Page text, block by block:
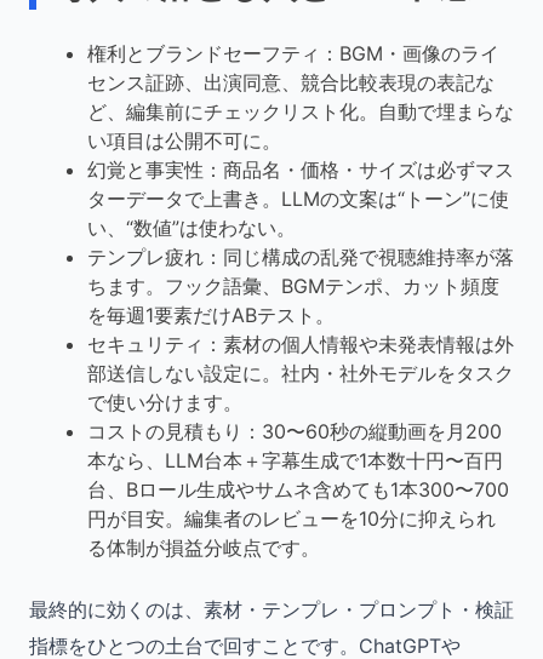
権利とブランドセーフティ：BGM・画像のライ
センス証跡、出演同意、競合比較表現の表記な
ど、編集前にチェックリスト化。自動で埋まらな
い項目は公開不可に。
幻覚と事実性：商品名・価格・サイズは必ずマス
ターデータで上書き。LLMの文案は“トーン”に使
い、“数値”は使わない。
テンプレ疲れ：同じ構成の乱発で視聴維持率が落
ちます。フック語彙、BGMテンポ、カット頻度
を毎週1要素だけABテスト。
セキュリティ：素材の個人情報や未発表情報は外
部送信しない設定に。社内・社外モデルをタスク
で使い分けます。
コストの見積もり：30〜60秒の縦動画を月200
本なら、LLM台本＋字幕生成で1本数十円〜百円
台、Bロール生成やサムネ含めても1本300〜700
円が目安。編集者のレビューを10分に抑えられ
る体制が損益分岐点です。
最終的に効くのは、素材・テンプレ・プロンプト・検証
指標をひとつの土台で回すことです。ChatGPTや